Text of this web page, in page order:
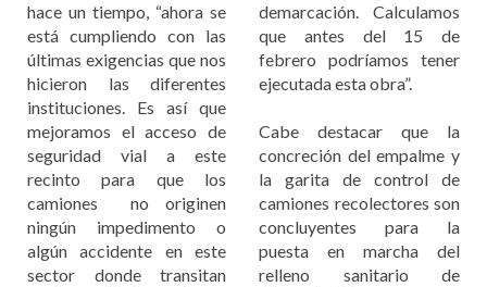
hace un tiempo, “ahora se
está cumpliendo con las
últimas exigencias que nos
hicieron las diferentes
instituciones. Es así que
mejoramos el acceso de
seguridad vial a este
recinto para que los
camiones no originen
ningún impedimento o
algún accidente en este
sector donde transitan
demarcación. Calculamos
que antes del 15 de
febrero podríamos tener
ejecutada esta obra”.
Cabe destacar que la
concreción del empalme y
la garita de control de
camiones recolectores son
concluyentes para la
puesta en marcha del
relleno sanitario de